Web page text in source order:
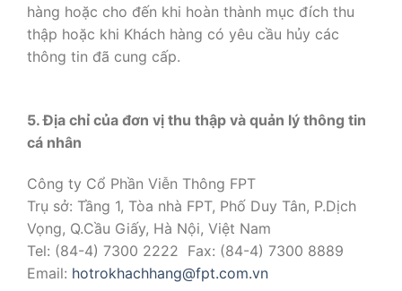
hàng hoặc cho đến khi hoàn thành mục đích thu
thập hoặc khi Khách hàng có yêu cầu hủy các
thông tin đã cung cấp.
5. Địa chỉ của đơn vị thu thập và quản lý thông tin
cá nhân
Công ty Cổ Phần Viễn Thông FPT
Trụ sở: Tầng 1, Tòa nhà FPT, Phố Duy Tân, P.Dịch
Vọng, Q.Cầu Giấy, Hà Nội, Việt Nam
Tel: (84-4) 7300 2222 Fax: (84-4) 7300 8889
Email: hotrokhachhang@fpt.com.vn